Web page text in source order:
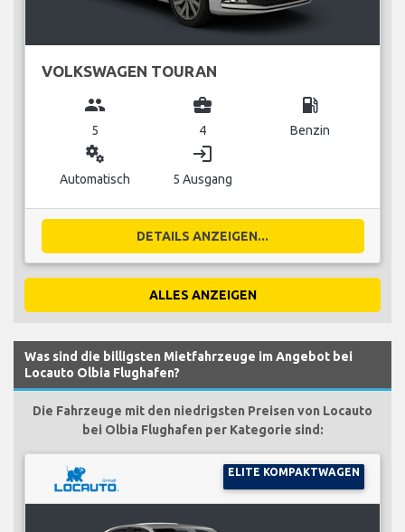
VOLKSWAGEN TOURAN
group
5
business_center
4
local_gas_station
Benzin
miscellaneous_services
Automatisch
login
5 Ausgang
DETAILS ANZEIGEN...
ALLES ANZEIGEN
Was sind die billigsten Mietfahrzeuge im Angebot bei
Locauto Olbia Flughafen?
Die Fahrzeuge mit den niedrigsten Preisen von Locauto
bei Olbia Flughafen per Kategorie sind:
ELITE KOMPAKTWAGEN